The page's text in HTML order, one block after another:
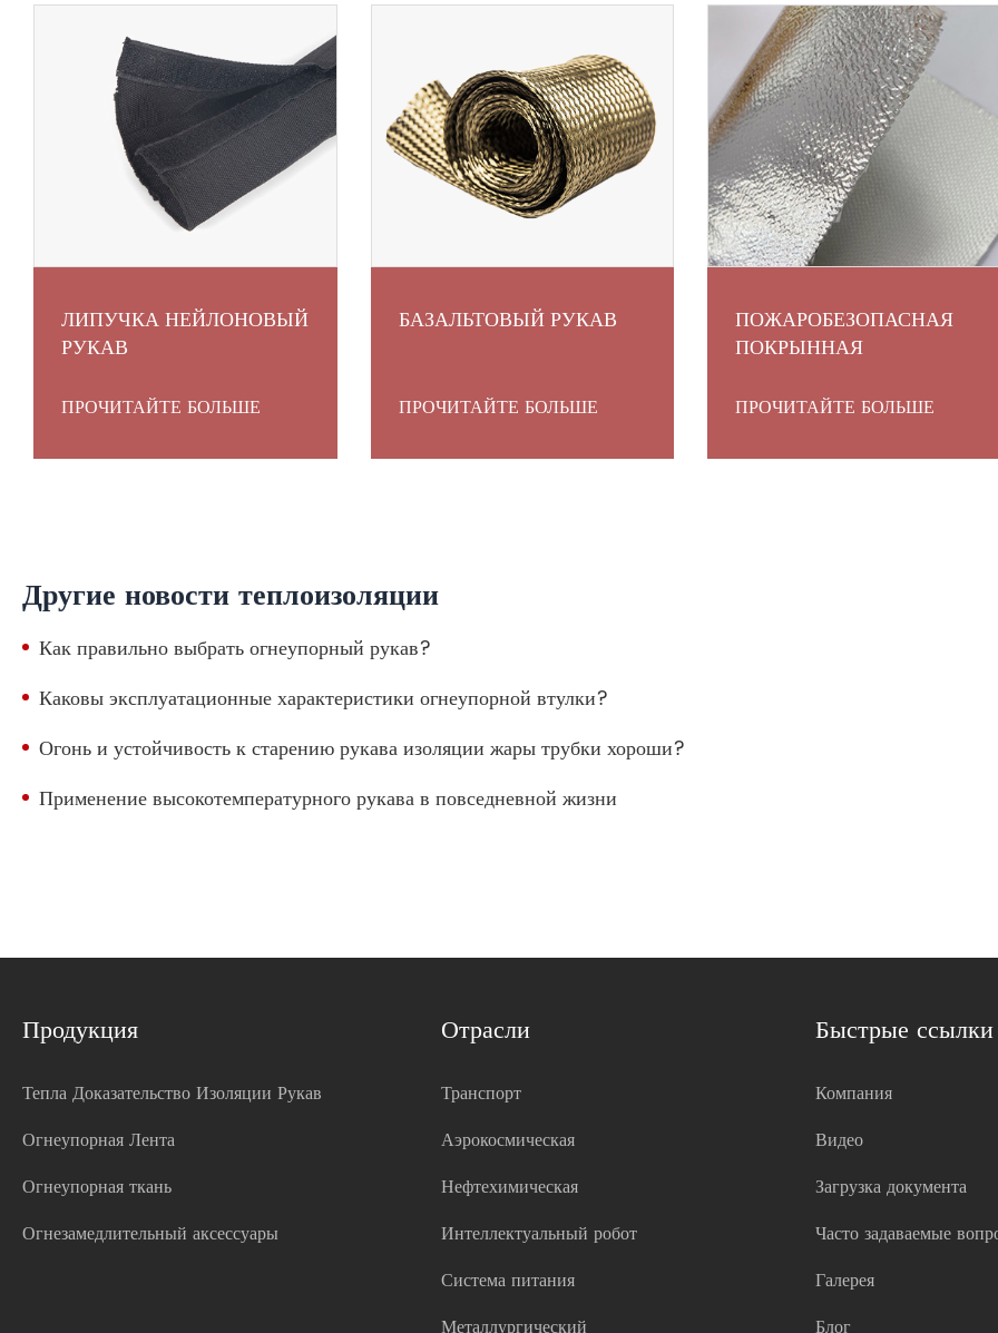
ЛИПУЧКА НЕЙЛОНОВЫЙ
РУКАВ
ПРОЧИТАЙТЕ БОЛЬШЕ
БАЗАЛЬТОВЫЙ РУКАВ
ПРОЧИТАЙТЕ БОЛЬШЕ
ПОЖАРОБЕЗОПАСНАЯ
ПОКРЫННАЯ
СТЕКЛОТКАНИ
ПРОЧИТАЙТЕ БОЛЬШЕ
Другие новости теплоизоляции
Как правильно выбрать огнеупорный рукав?
Каковы эксплуатационные характеристики огнеупорной втулки?
Огонь и устойчивость к старению рукава изоляции жары трубки хороши?
Применение высокотемпературного рукава в повседневной жизни
Продукция
Тепла Доказательство Изоляции Рукав
Огнеупорная Лента
Огнеупорная ткань
Огнезамедлительный аксессуары
Отрасли
Транспорт
Аэрокосмическая
Нефтехимическая
Интеллектуальный робот
Система питания
Быстрые ссылки
Компания
Видео
Загрузка документа
Часто задаваемые
Галерея